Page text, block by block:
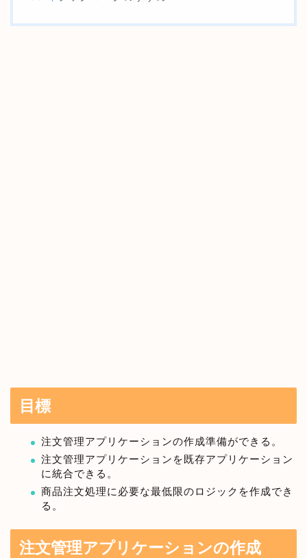
目標
注文管理アプリケーションの作成準備ができる。
注文管理アプリケーションを既存アプリケーション
に統合できる。
商品注文処理に必要な最低限のロジックを作成でき
る。
注文管理アプリケーションの作成